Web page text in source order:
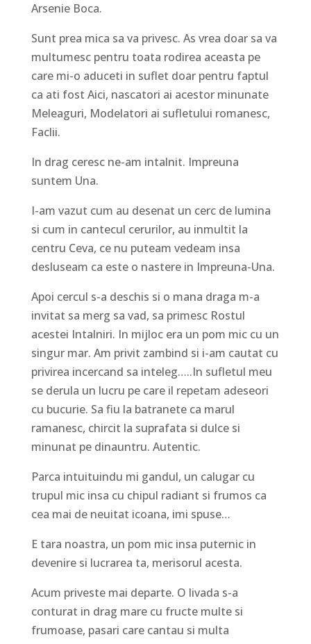
Arsenie Boca.
Sunt prea mica sa va privesc. As vrea doar sa va
multumesc pentru toata rodirea aceasta pe
care mi-o aduceti in suflet doar pentru faptul
ca ati fost Aici, nascatori ai acestor minunate
Meleaguri, Modelatori ai sufletului romanesc,
Faclii.
In drag ceresc ne-am intalnit. Impreuna
suntem Una.
I-am vazut cum au desenat un cerc de lumina
si cum in cantecul cerurilor, au inmultit la
centru Ceva, ce nu puteam vedeam insa
desluseam ca este o nastere in Impreuna-Una.
Apoi cercul s-a deschis si o mana draga m-a
invitat sa merg sa vad, sa primesc Rostul
acestei Intalniri. In mijloc era un pom mic cu un
singur mar. Am privit zambind si i-am cautat cu
privirea incercand sa inteleg…..In sufletul meu
se derula un lucru pe care il repetam adeseori
cu bucurie. Sa fiu la batranete ca marul
ramanesc, chircit la suprafata si dulce si
minunat pe dinauntru. Autentic.
Parca intuituindu mi gandul, un calugar cu
trupul mic insa cu chipul radiant si frumos ca
cea mai de neuitat icoana, imi spuse…
E tara noastra, un pom mic insa puternic in
devenire si lucrarea ta, merisorul acesta.
Acum priveste mai departe. O livada s-a
conturat in drag mare cu fructe multe si
frumoase, pasari care cantau si multa